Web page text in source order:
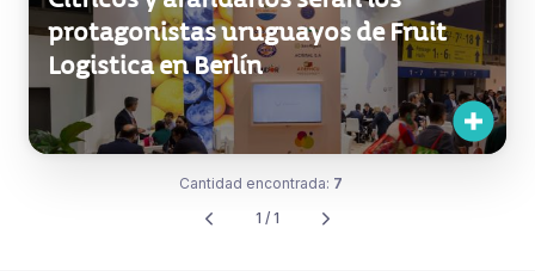
protagonistas uruguayos de Fruit
Logistica en Berlín
Cantidad encontrada: 7
1 / 1